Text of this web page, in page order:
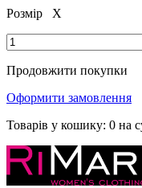
Розмір
X
Продовжити покупки
Оформити замовлення
Товарів у кошику: 0 на